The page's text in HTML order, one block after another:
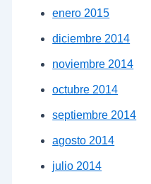
enero 2015
diciembre 2014
noviembre 2014
octubre 2014
septiembre 2014
agosto 2014
julio 2014